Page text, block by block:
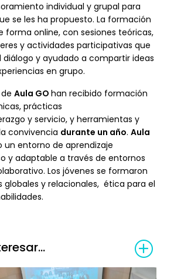
individual y grupal para
se les ha propuesto. La formación
forma online, con sesiones teóricas,
y actividades participativas que
y ayudado a compartir ideas
en grupo.
Aula GO han recibido formación
prácticas
y servicio, y herramientas y
convivencia durante un año. Aula
un entorno de aprendizaje
y adaptable a través de entornos
Los jóvenes se formaron
y relacionales, ética para el